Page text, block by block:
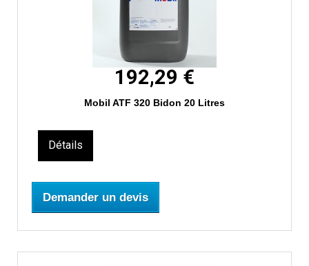
192,29 €
Mobil ATF 320 Bidon 20 Litres
Détails
Demander un devis